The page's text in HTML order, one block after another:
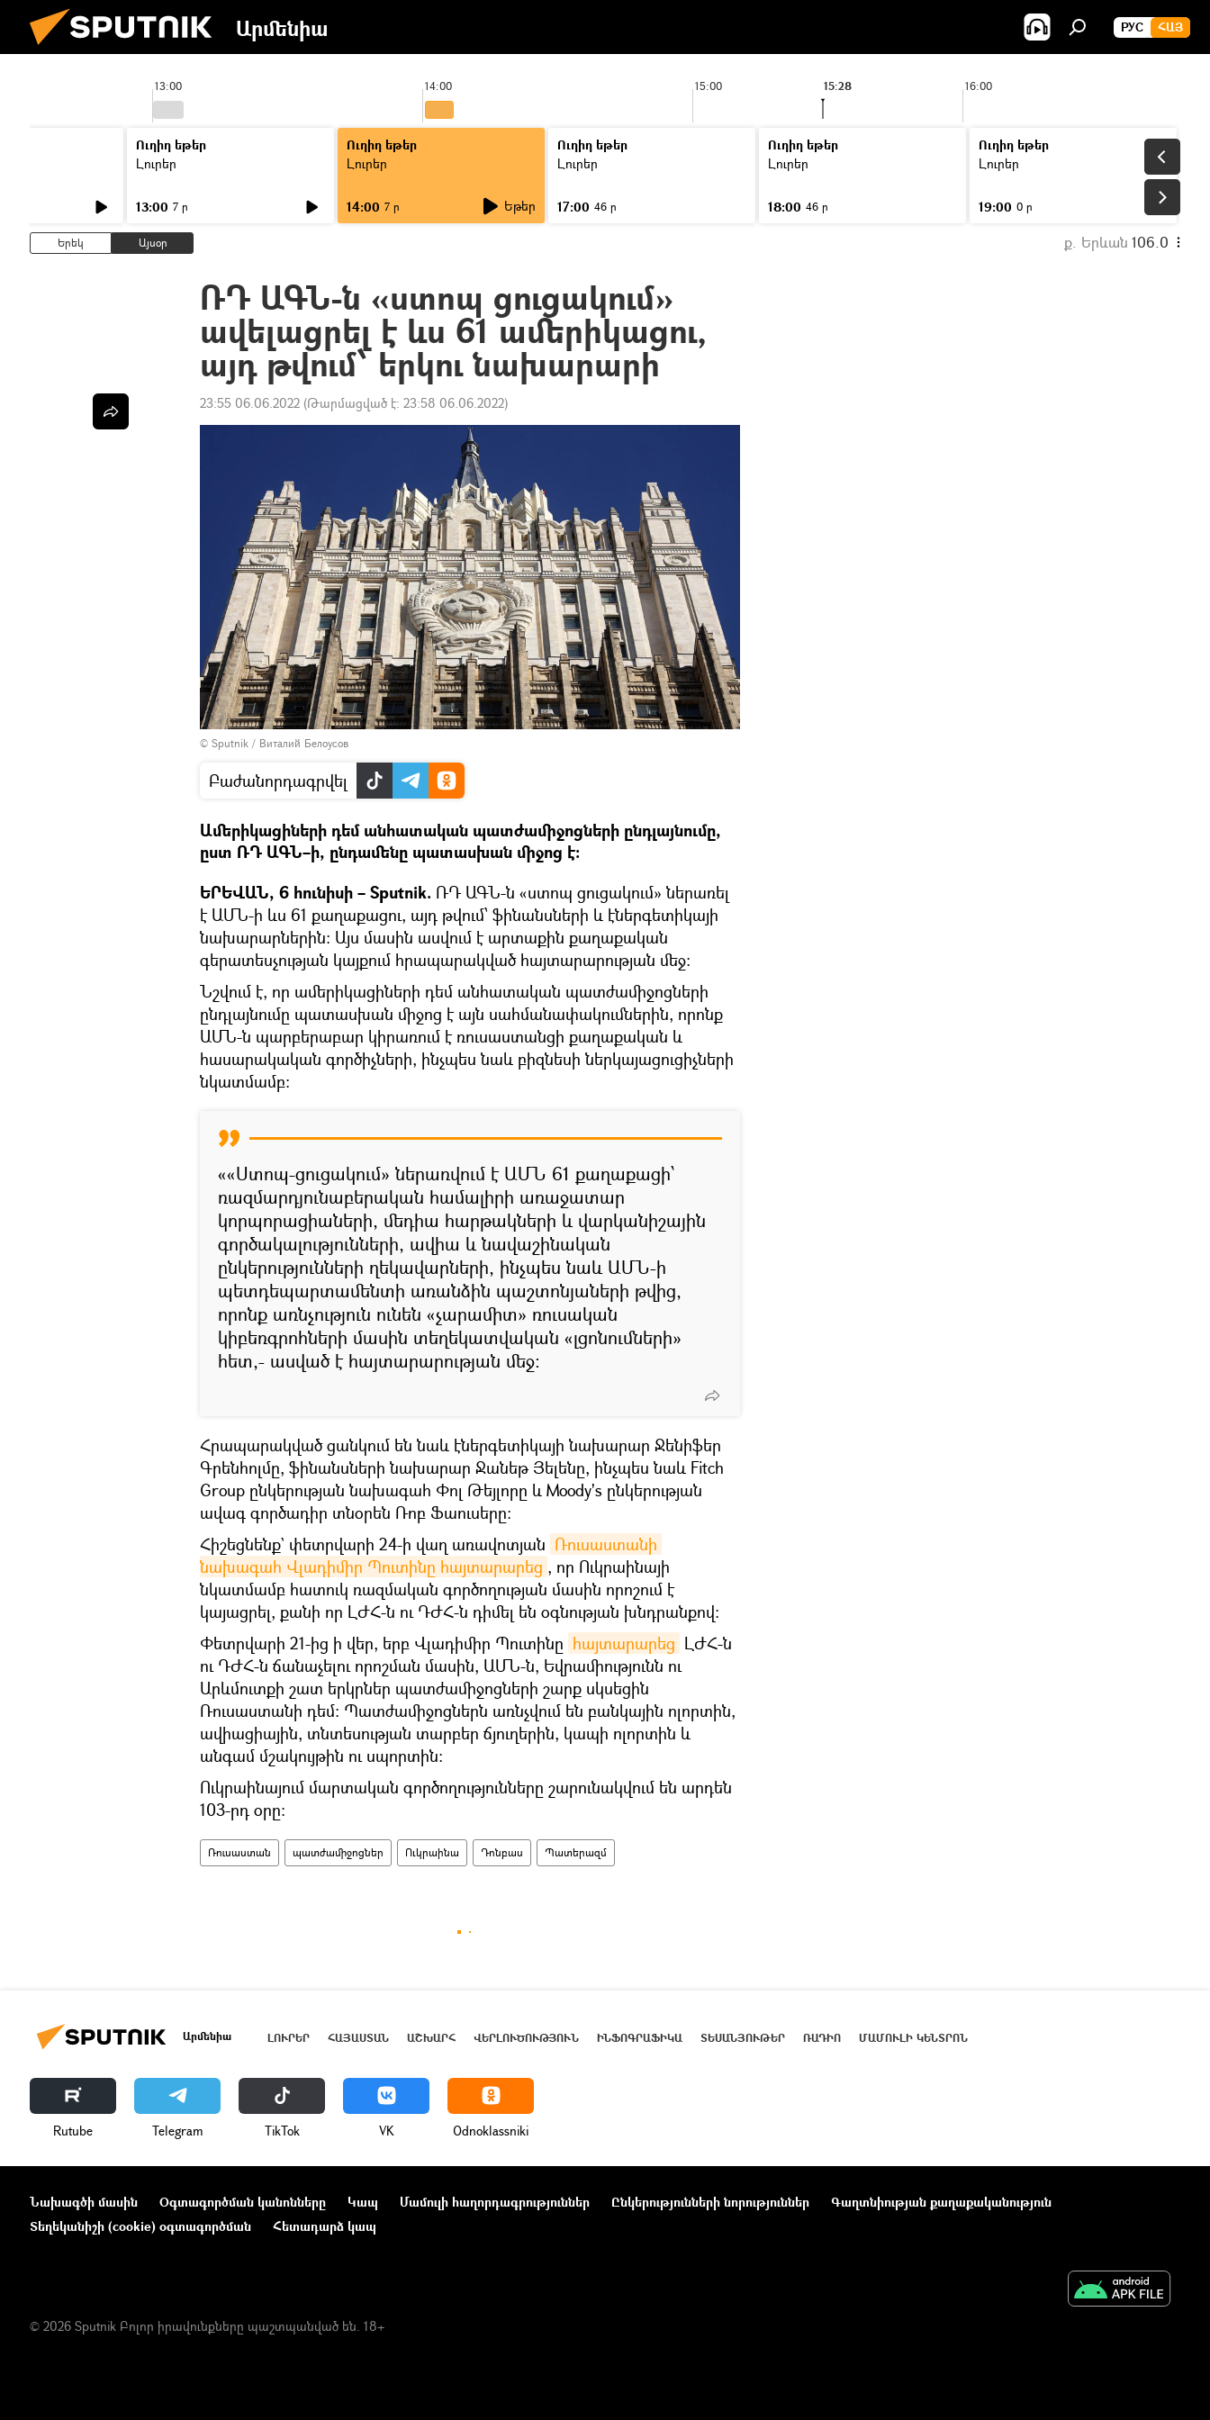
Արմենիա РУС ՀԱՅ
13:00 14:00 15:00 16:00
15:28
Ուղիղ եթեր
Լուրեր
13:00 7 ր
Ուղիղ եթեր
Լուրեր
14:00 7 ր Եթեր
Ուղիղ եթեր
Լուրեր
17:00 46 ր
Ուղիղ եթեր
Լուրեր
18:00 46 ր
Ուղիղ եթեր
Լուրեր
19:00 0 ր
Երեկ Այսօր ք. Երևան 106.0
ՌԴ ԱԳՆ-ն «ստոպ ցուցակում»
ավելացրել է ևս 61 ամերիկացու,
այդ թվում՝ երկու նախարարի
23:55 06.06.2022 (Թարմացված է: 23:58 06.06.2022)
© Sputnik / Виталий Белоусов
Բաժանորդագրվել
Ամերիկացիների դեմ անհատական պատժամիջոցների ընդլայնումը,
ըստ ՌԴ ԱԳՆ–ի, ընդամենը պատասխան միջոց է։
ԵՐԵՎԱՆ, 6 հունիսի – Sputnik. ՌԴ ԱԳՆ-ն «ստոպ ցուցակում» ներառել
է ԱՄՆ-ի ևս 61 քաղաքացու, այդ թվում՝ ֆինանսների և էներգետիկայի
նախարարներին։ Այս մասին ասվում է արտաքին քաղաքական
գերատեսչության կայքում հրապարակված հայտարարության մեջ։
Նշվում է, որ ամերիկացիների դեմ անհատական պատժամիջոցների
ընդլայնումը պատասխան միջոց է այն սահմանափակումներին, որոնք
ԱՄՆ-ն պարբերաբար կիրառում է ռուսաստանցի քաղաքական և
հասարակական գործիչների, ինչպես նաև բիզնեսի ներկայացուցիչների
նկատմամբ:
««Ստոպ-ցուցակում» ներառվում է ԱՄՆ 61 քաղաքացի՝
ռազմարդյունաբերական համալիրի առաջատար
կորպորացիաների, մեդիա հարթակների և վարկանիշային
գործակալությունների, ավիա և նավաշինական
ընկերությունների ղեկավարների, ինչպես նաև ԱՄՆ-ի
պետդեպարտամենտի առանձին պաշտոնյաների թվից,
որոնք առնչություն ունեն «չարամիտ» ռուսական
կիբեռգրոհների մասին տեղեկատվական «լցոնումների»
հետ,- ասված է հայտարարության մեջ:
Հրապարակված ցանկում են նաև էներգետիկայի նախարար Ջենիֆեր
Գրենհոլմը, ֆինանսների նախարար Ջանեթ Յելենը, ինչպես նաև Fitch
Group ընկերության նախագահ Փոլ Թեյլորը և Moody's ընկերության
ավագ գործադիր տնօրեն Ռոբ Ֆաուսերը։
Հիշեցնենք` փետրվարի 24-ի վաղ առավոտյան Ռուսաստանի
նախագահ Վլադիմիր Պուտինը հայտարարեց , որ Ուկրաինայի
նկատմամբ հատուկ ռազմական գործողության մասին որոշում է
կայացրել, քանի որ ԼԺՀ-ն ու ԴԺՀ-ն դիմել են օգնության խնդրանքով։
Փետրվարի 21-ից ի վեր, երբ Վլադիմիր Պուտինը հայտարարեց ԼԺՀ-ն
ու ԴԺՀ-ն ճանաչելու որոշման մասին, ԱՄՆ-ն, Եվրամիությունն ու
Արևմուտքի շատ երկրներ պատժամիջոցների շարք սկսեցին
Ռուսաստանի դեմ։ Պատժամիջոցներն առնչվում են բանկային ոլորտին,
ավիացիային, տնտեսության տարբեր ճյուղերին, կապի ոլորտին և
անգամ մշակույթին ու սպորտին։
Ուկրաինայում մարտական գործողությունները շարունակվում են արդեն
103-րդ օրը։
Ռուսաստան պատժամիջոցներ Ուկրաինա Դոնբաս Պատերազմ
Արմենիա ԼՈՒՐԵՐ ՀԱՅԱՍՏԱՆ ԱՇԽԱՐՀ ՎԵՐԼՈՒԾՈՒԹՅՈՒՆ ԻՆՖՈԳՐԱՖԻԿԱ ՏԵՍԱՆՅՈՒԹԵՐ ՌԱԴԻՈ ՄԱՄՈՒԼԻ ԿԵՆՏՐՈՆ
Rutube Telegram ТikТоk VK Odnoklassniki
Նախագծի մասին Օգտագործման կանոնները Կապ Մամուլի հաղորդագրություններ Ընկերությունների նորություններ
Գաղտնիության քաղաքականություն
Տեղեկանիշի (cookie) օգտագործման
Հետադարձ կապ
© 2026 Sputnik Բոլոր իրավունքները պաշտպանված են. 18+